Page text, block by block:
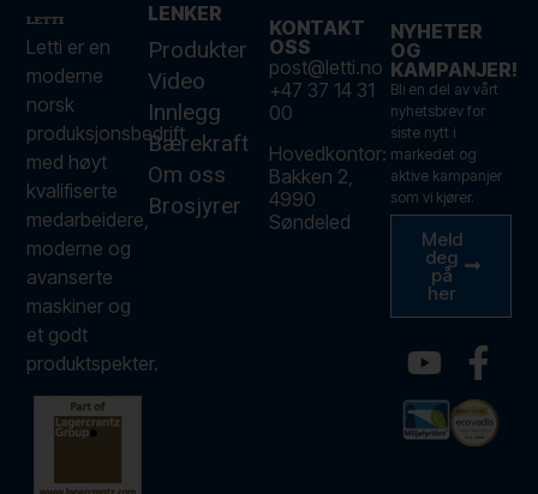
Letti er en
moderne
norsk
produksjonsbedrift
med høyt
kvalifiserte
medarbeidere,
moderne og
avanserte
maskiner og
et godt
produktspekter.
LENKER
Produkter
Video
Innlegg
Bærekraft
Om oss
Brosjyrer
KONTAKT
OSS
post@letti.no
+47 37 14 31
00
Hovedkontor:
Bakken 2,
4990
Søndeled
NYHETER
OG
KAMPANJER!
Bli en del av vårt
nyhetsbrev for
siste nytt i
markedet og
aktive kampanjer
som vi kjører.
Meld
deg
på
her